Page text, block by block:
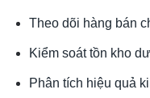
Theo dõi hàng bán
Kiểm soát tồn kho
Phân tích hiệu quả